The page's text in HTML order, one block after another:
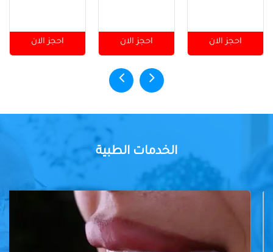
احجز الان احجز الان احجز الان
الخدمات الطبية